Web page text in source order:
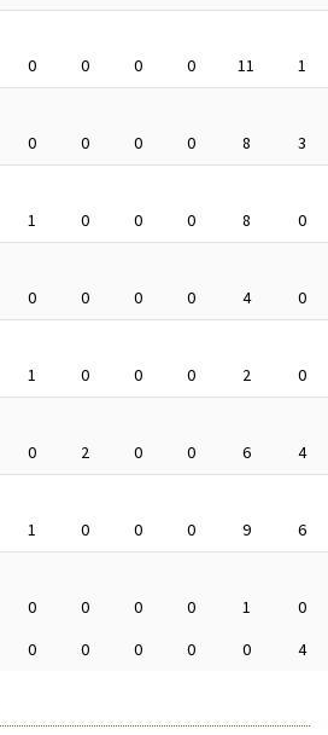
0 0 0 0 11
1
0 0 0 0 8
3
1 0 0 0 8
0
0 0 0 0 4
0
1 0 0 0 2
0
0 2 0 0 6
4
1 0 0 0 9
6
0 0 0 0 1
0
0 0 0 0 0 4